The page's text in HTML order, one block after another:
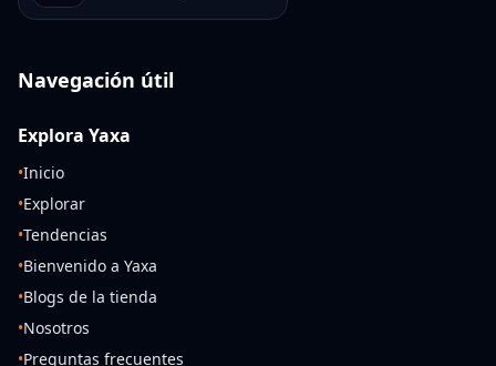
Navegación útil
Explora Yaxa
•Inicio
•Explorar
•Tendencias
•Bienvenido a Yaxa
•Blogs de la tienda
•Nosotros
•Preguntas frecuentes